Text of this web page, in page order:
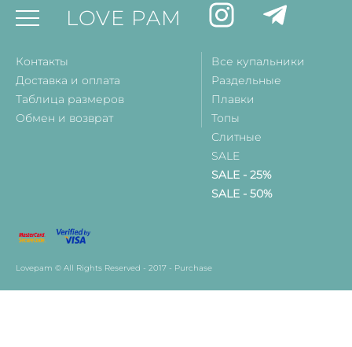
LOVE PAM
Контакты
Доставка и оплата
Таблица размеров
Обмен и возврат
Все купальники
Раздельные
Плавки
Топы
Слитные
SALE
SALE - 25%
SALE - 50%
Lovepam © All Rights Reserved - 2017 - Purchase